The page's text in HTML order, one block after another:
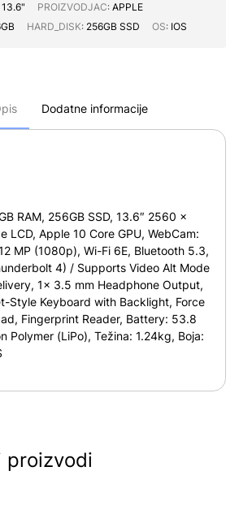
13.6" PROIZVODJAC∶ APPLE
HARD_DISK∶ 256GB SSD OS∶ IOS
Dodatne informacije
RAM, 256GB SSD, 13.6″ 2560 x
LCD, Apple 10 Core GPU, WebCam:
MP (1080p), Wi-Fi 6E, Bluetooth 5.3,
4) / Supports Video Alt Mode
1x 3.5 mm Headphone Output,
Style Keyboard with Backlight, Force
Fingerprint Reader, Battery: 53.8
Polymer (LiPo), Težina: 1.24kg, Boja:
proizvodi